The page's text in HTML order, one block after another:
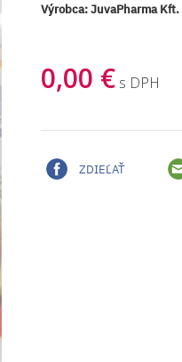
Výrobca:JuvaPharma Kft.
0,00 € s DPH
ZDIEĽAŤ